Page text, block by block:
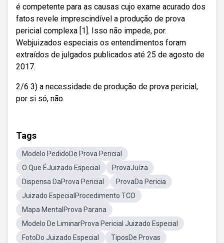
é competente para as causas cujo exame acurado dos
fatos revele imprescindível a produção de prova
pericial complexa [1]. Isso não impede, por.
Webjuizados especiais os entendimentos foram
extraídos de julgados publicados até 25 de agosto de
2017.
2/6 3) a necessidade de produção de prova pericial,
por si só, não.
Tags
Modelo PedidoDe Prova Pericial
O Que ÉJuizado Especial
ProvaJuíza
Dispensa DaProva Pericial
ProvaDa Pericia
Juizado EspecialProcedimento TCO
Mapa MentalProva Parana
Modelo De LiminarProva Pericial Juizado Especial
FotoDo Juizado Especial
TiposDe Provas